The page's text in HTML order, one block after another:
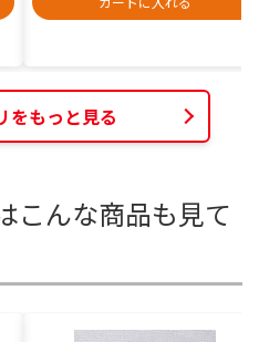
をもっと見る
こんな商品も見て